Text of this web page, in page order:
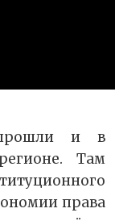
прошли и в
Там
права